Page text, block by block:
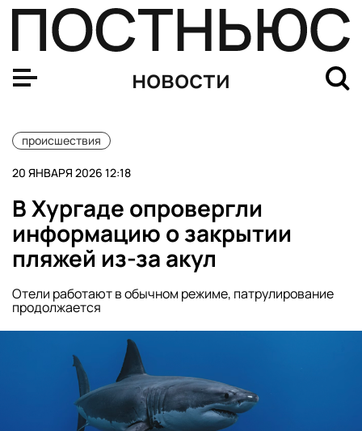
новости
происшествия
20 ЯНВАРЯ 2026 12:18
В Хургаде опровергли
информацию о закрытии
пляжей из-за акул
Отели работают в обычном режиме, патрулирование
продолжается
Техника Apple из Европы ломается при зарядке в